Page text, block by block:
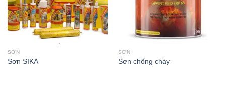
SƠN
Sơn SIKA
SƠN
Sơn chống cháy